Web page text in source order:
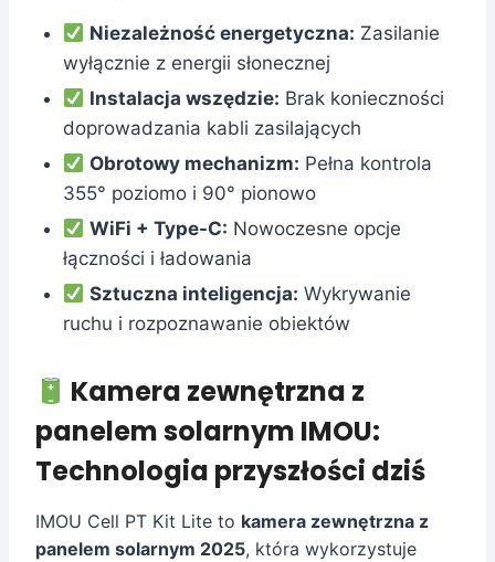
Niezależność energetyczna: Zasilanie
wyłącznie z energii słonecznej
Instalacja wszędzie: Brak konieczności
doprowadzania kabli zasilających
Obrotowy mechanizm: Pełna kontrola
355° poziomo i 90° pionowo
WiFi + Type-C: Nowoczesne opcje
łączności i ładowania
Sztuczna inteligencja: Wykrywanie
ruchu i rozpoznawanie obiektów
Kamera zewnętrzna z
panelem solarnym IMOU:
Technologia przyszłości dziś
IMOU Cell PT Kit Lite to kamera zewnętrzna z
panelem solarnym 2025, która wykorzystuje